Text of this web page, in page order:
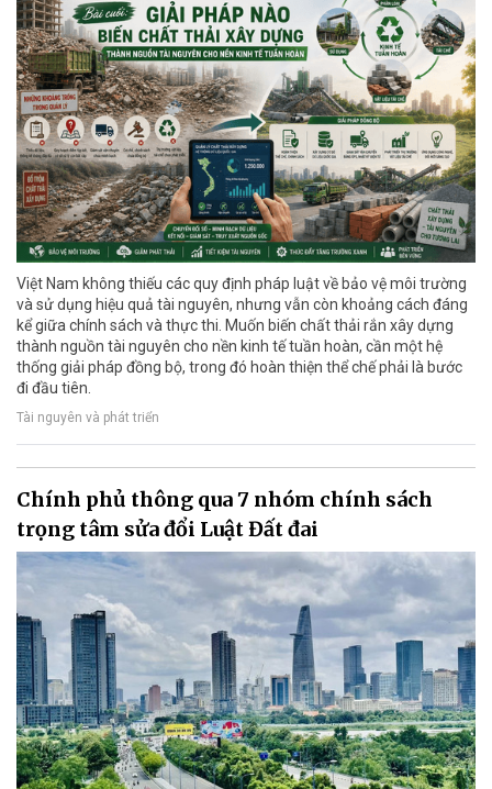
Việt Nam không thiếu các quy định pháp luật về bảo vệ môi trường
và sử dụng hiệu quả tài nguyên, nhưng vẫn còn khoảng cách đáng
kể giữa chính sách và thực thi. Muốn biến chất thải rắn xây dựng
thành nguồn tài nguyên cho nền kinh tế tuần hoàn, cần một hệ
thống giải pháp đồng bộ, trong đó hoàn thiện thể chế phải là bước
đi đầu tiên.
Tài nguyên và phát triển
Chính phủ thông qua 7 nhóm chính sách
trọng tâm sửa đổi Luật Đất đai